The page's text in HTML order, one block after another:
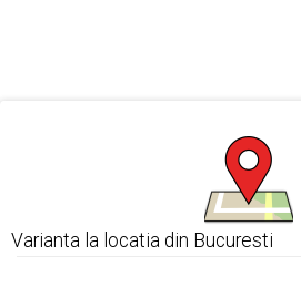
Varianta la locatia din Bucuresti